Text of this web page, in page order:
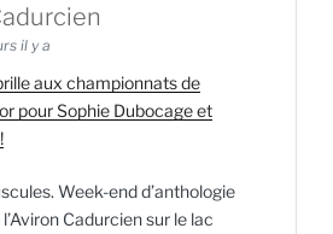
il y a
aux championnats de
pour Sophie Dubocage et
Week-end d’anthologie
Cadurcien sur le lac